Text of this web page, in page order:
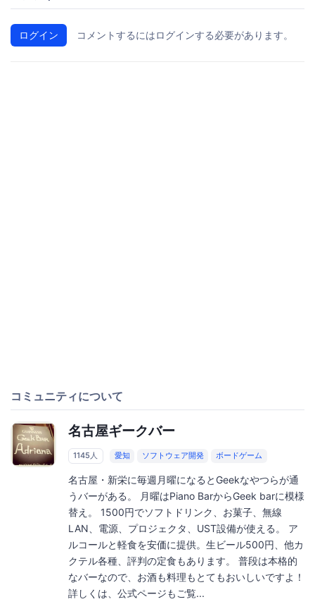
ログイン コメントするにはログインする必要があります。
コミュニティについて
名古屋ギークバー
1145人 愛知 ソフトウェア開発 ボードゲーム
名古屋・新栄に毎週月曜になるとGeekなやつらが通
うバーがある。 月曜はPiano BarからGeek barに模様
替え。 1500円でソフトドリンク、お菓子、無線
LAN、電源、プロジェクタ、UST設備が使える。 ア
ルコールと軽食を安価に提供。生ビール500円、他カ
クテル各種、評判の定食もあります。 普段は本格的
なバーなので、お酒も料理もとてもおいしいですよ！
詳しくは、公式ページもご覧...